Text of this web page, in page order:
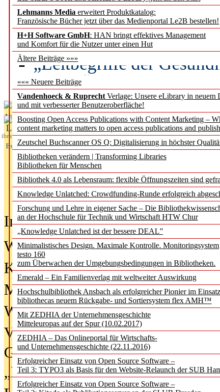
Lehmanns Media erweitert Produktkatalog:
Französische Bücher jetzt über das Medienportal Le2B bestellen!
H+H Software GmbH: HAN bringt effektives Management
und Komfort für die Nutzer unter einen Hut
Ältere Beiträge »»»
««« Neuere Beiträge
Vandenhoeck & Ruprecht Verlage: Unsere eLibrary in neuem
und mit verbesserter Benutzeroberfläche!
Boosting Open Access Publications with Content Marketing –
content marketing matters to open access publications and
Zeutschel Buchscanner OS Q: Digitalisierung in höchster
Bibliotheken verändern | Transforming Libraries
Bibliotheken für Menschen
Bibliothek 4.0 als Lebensraum: flexible Öffnungszeiten sind
Knowledge Unlatched: Crowdfunding-Runde erfolgreich
Forschung und Lehre in eigener Sache – Die
an der Hochschule für Technik und Wirtschaft HTW Chur
„Knowledge Unlatched ist der bessere DEAL”
Minimalistisches Design. Maximale Kontrolle. Monitoringsystem
testo 160
zum Überwachen der Umgebungsbedingungen in Bibliotheken.
Emerald – Ein Familienverlag mit weltweiter Auswirkung
Hochschulbibliothek Ansbach als erfolgreicher Pionier im
bibliothecas neuem Rückgabe- und Sortiersystem flex AMH™
Mit ZEDHIA der Unternehmensgeschichte
Mitteleuropas auf der Spur (10.02.2017)
ZEDHIA – Das Onlineportal für Wirtschafts-
und Unternehmensgeschichte (22.11.2016)
Erfolgreicher Einsatz von Open Source Software –
Teil 3: TYPO3 als Basis für den Website-Relaunch der SUB
Erfolgreicher Einsatz von Open Source Software –
Künstliche Intelligenz
besser zu verstehen
„Leitbegriffe der
des BIÖG erscheinen
Aktuelles aus
L
ibrary
Essentials
In der Ausgabe06/2026(August
Was Hochschul­bibliotheken von
Kinder in der digitalen Welt
Metadaten als Infrastruktur
Wenn Bots katalogisieren
Von Abschlusskleidern bis
Geisterjagd-Ausrüstung in der
„Library of Things“ unterwegs